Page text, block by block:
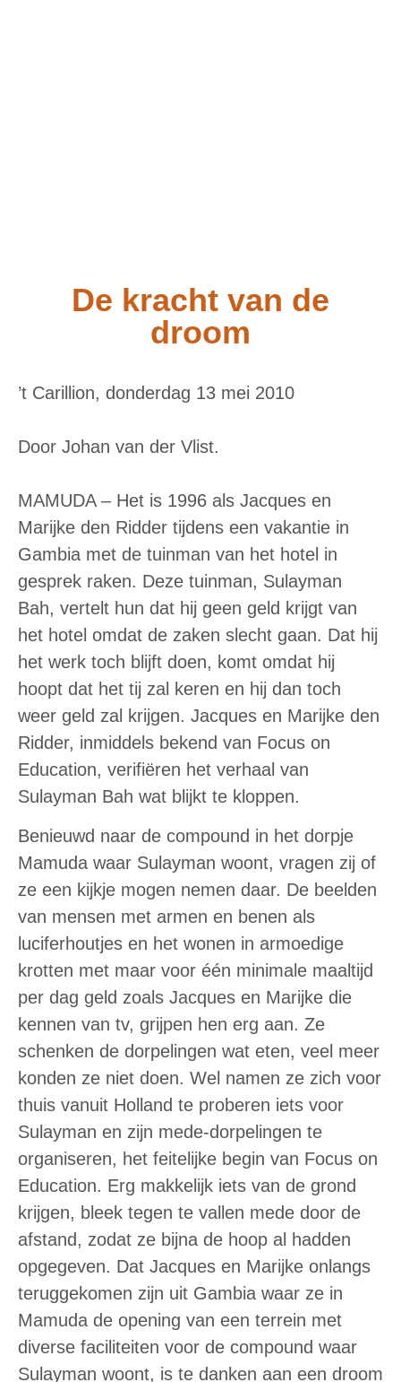
De kracht van de
droom
’t Carillion, donderdag 13 mei 2010
Door Johan van der Vlist.
MAMUDA – Het is 1996 als Jacques en
Marijke den Ridder tijdens een vakantie in
Gambia met de tuinman van het hotel in
gesprek raken. Deze tuinman, Sulayman
Bah, vertelt hun dat hij geen geld krijgt van
het hotel omdat de zaken slecht gaan. Dat hij
het werk toch blijft doen, komt omdat hij
hoopt dat het tij zal keren en hij dan toch
weer geld zal krijgen. Jacques en Marijke den
Ridder, inmiddels bekend van Focus on
Education, verifiëren het verhaal van
Sulayman Bah wat blijkt te kloppen.
Benieuwd naar de compound in het dorpje
Mamuda waar Sulayman woont, vragen zij of
ze een kijkje mogen nemen daar. De beelden
van mensen met armen en benen als
luciferhoutjes en het wonen in armoedige
krotten met maar voor één minimale maaltijd
per dag geld zoals Jacques en Marijke die
kennen van tv, grijpen hen erg aan. Ze
schenken de dorpelingen wat eten, veel meer
konden ze niet doen. Wel namen ze zich voor
thuis vanuit Holland te proberen iets voor
Sulayman en zijn mede-dorpelingen te
organiseren, het feitelijke begin van Focus on
Education. Erg makkelijk iets van de grond
krijgen, bleek tegen te vallen mede door de
afstand, zodat ze bijna de hoop al hadden
opgegeven. Dat Jacques en Marijke onlangs
teruggekomen zijn uit Gambia waar ze in
Mamuda de opening van een terrein met
diverse faciliteiten voor de compound waar
Sulayman woont, is te danken aan een droom